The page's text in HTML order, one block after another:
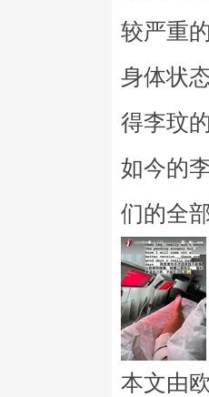
较严重
身体状
得李玟
如今的
们的全
本文由